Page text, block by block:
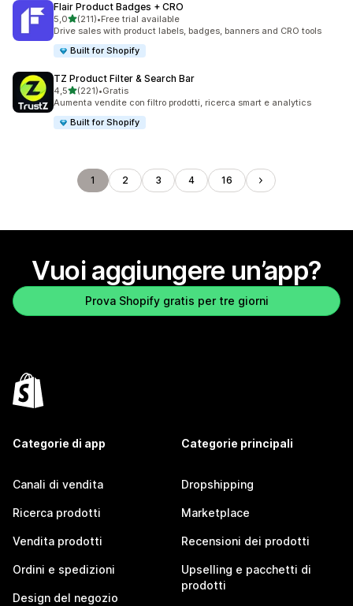
Flair Product Badges + CRO
5,0stelle su 5
(211)
211 recensioni totali
•Free trial available
Drive sales with product labels, badges, banners and CRO tools
Built for Shopify
TZ Product Filter & Search Bar
4,5stelle su 5
(221)
221 recensioni totali
•Gratis
Aumenta vendite con filtro prodotti, ricerca smart e analytics
Built for Shopify
1 2 3 4 16
Vuoi aggiungere un’app?
Prova Shopify gratis per tre giorni
Categorie di app
Canali di vendita
Ricerca prodotti
Vendita prodotti
Ordini e spedizioni
Design del negozio
Categorie principali
Dropshipping
Marketplace
Recensioni dei prodotti
Upselling e pacchetti di
prodotti